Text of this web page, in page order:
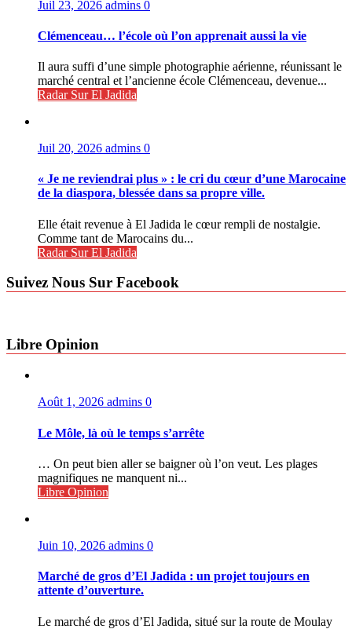
Juil 23, 2026 admins 0
Clémenceau… l’école où l’on apprenait aussi la vie
Il aura suffi d’une simple photographie aérienne, réunissant le
marché central et l’ancienne école Clémenceau, devenue...
Radar Sur El Jadida
Juil 20, 2026 admins 0
« Je ne reviendrai plus » : le cri du cœur d’une Marocaine
de la diaspora, blessée dans sa propre ville.
Elle était revenue à El Jadida le cœur rempli de nostalgie.
Comme tant de Marocains du...
Radar Sur El Jadida
Suivez Nous Sur Facebook
Libre Opinion
Août 1, 2026 admins 0
Le Môle, là où le temps s’arrête
… On peut bien aller se baigner où l’on veut. Les plages
magnifiques ne manquent ni...
Libre Opinion
Juin 10, 2026 admins 0
Marché de gros d’El Jadida : un projet toujours en
attente d’ouverture.
Le marché de gros d’El Jadida, situé sur la route de Moulay